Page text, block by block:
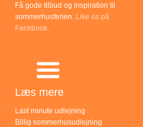
Få gode tilbud og inspiration til
sommerhusferien. Like os på
Facebook.
Læs mere
Last minute udlejning
Billig sommerhusudlejning